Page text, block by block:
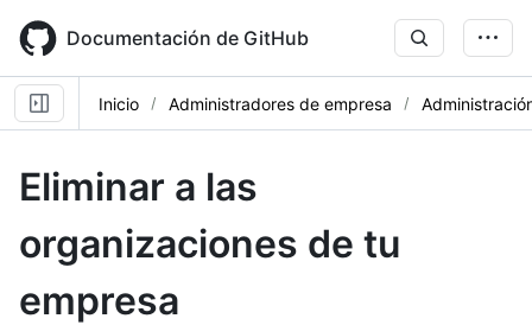
main
content
Documentación de GitHub
Inicio Administradores de empresa
Eliminar a las
organizaciones de tu
empresa